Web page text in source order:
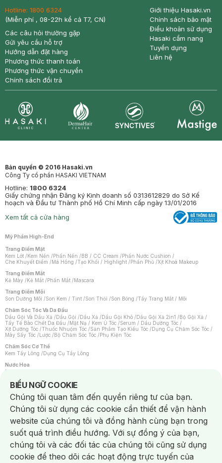
Hotline: 1800 6324
(Miễn phí , 08-22h kể cả T7, CN)
Các câu hỏi thường gặp
Gửi yêu cầu hỗ trợ
Hướng dẫn đặt hàng
Phương thức thanh toán
Phương thức vận chuyển
Chính sách đổi trả
Giới thiệu Hasaki.vn
Chính sách bảo mật
Điều khoản sử dụng
Hasaki cẩm nang
Tuyển dụng
Liên hệ
Bản quyền © 2016 Hasaki.vn
Công Ty cổ phần HASAKI VIETNAM
Hotline: 1800 6324
Giấy chứng nhận Đăng ký Kinh doanh số 0313612829 do Sở Kế
hoạch và Đầu tư Thành phố Hồ Chí Minh cấp ngày 13/01/2016
Xem tất cả cửa hàng
Mỹ Phẩm High-End
Trang Điểm Mặt
Kem Lót /Kem Nền /Phấn Nền /BB / CC Cream /Phấn Nước Cushion /
Che Khuyết Điểm /Má Hồng /Tạo Khối / Highlight /Phấn Phủ /Xịt Khoá Makeup
Trang Điểm Mắt
Kẻ Mày /Kẻ Mắt /Phấn Mắt /Mascara
Trang Điểm Môi
Son Dưỡng Môi /Son Kem / Tint /Son Thỏi /Son Bóng /Tẩy Trang Mắt / Môi
Chăm Sóc Tóc Và Da Đầu
Dầu Gội Và Dầu Xả /Dầu Gội /Dầu Xả /Dầu Gội Khô /Dầu Gội Xả 2in1 /Bộ Gội Xả /
Tẩy Tế Bào Chết Da Đầu /Mặt Nạ / Kem Ủ Tóc /Serum / Dầu Dưỡng Tóc /
Xịt Dưỡng Tóc /Thuốc Nhuộm Tóc /Sản Phẩm Tạo Kiểu Tóc /Dụng Cụ Chăm Sóc Tóc /
Máy Sấy Tóc /Lược /Bộ Chăm Sóc Tóc /Phụ Kiện Tóc
Chăm Sóc Cơ Thể
Kem Tẩy Lông /Dụng Cụ Tẩy Lông
Nước Hoa
Nước Hoa Nữ
Chăm Sóc Cá Nhân
Chống Muỗi /Khẩu Trang /Máy Massage/Mặt Nạ Xông Hơi /Nước Rửa Tay/
Sản Phẩm Chăm Sóc Khác /Bàn Chải Đánh Răng /Bàn Chải Điện/
Hỗ Trợ Trắng Răng/Kem Đánh Răng /Máy Tăm Nước/ Nước Súc Miệng/
Tăm / Chỉ Nha Khoa/ Xịt Thơm Miệng / Dung Dịch Vệ Sinh/Dưỡng Vùng Kín/
Khăn Ướt Vệ Sinh Vùng Kín/Băng Vệ Sinh/Tampon/Bọt Cạo Râu /Dao Cạo Râu/
Máy Cạo Râu
Vấn Đề Về Da
Da Dầu / Lỗ Chân Lông To/ Da Khô / Mất Nước/ Da Lão Hóa/ Da Mụn/
Da Nhạy Cảm / Kích Ứng
Da Xỉn Màu Thâm / Nám / Tàn Nhang
Quầng Thâm & Bọng Mắt /Sẹo /Viêm Da Cơ Địa
BIỂU NGỮ COOKIE
Notice about cookies usage
Chúng tôi quan tâm đến quyền riêng tư của bạn.
Chúng tôi sử dụng các cookie cần thiết để vận hành
website của chúng tôi và đồng hành cùng bạn trong
suốt quá trình điều hướng. Với sự đồng ý của bạn,
chúng tôi và các đối tác của chúng tôi cũng sử dụng
cookie để theo dõi các hoạt động trực tuyến của